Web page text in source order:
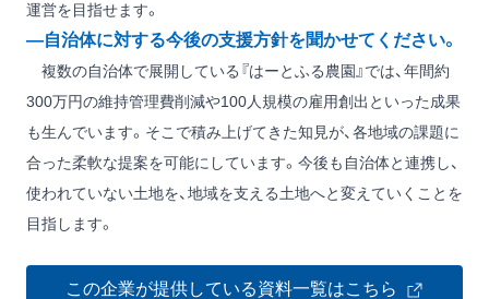
運営を目指せます。
―自治体に対する今後の支援方針を聞かせてください。
複数の自治体で展開している『はーとふる農園』では、年間約
300万円の維持管理費削減や100人規模の雇用創出といった成果
も生んでいます。そこで積み上げてきた知見が、各地域の課題に
合った柔軟な提案を可能にしています。今後も自治体と連携し、
使われていない土地を、地域を支える土地へと変えていくことを
目指します。
この企業が提供している資料一覧はこちら